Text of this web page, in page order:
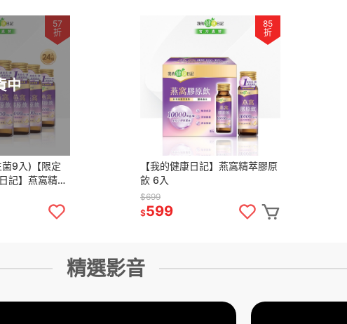
中
57
折
9入)【限定
記】燕窩精萃
85
折
【我的健康日記】燕窩精萃膠原
飲 6入
$699
$599
精選影音